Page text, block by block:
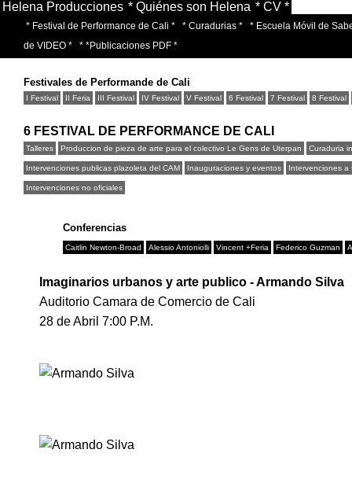
Helena Producciones * Quiénes son Helena * CV *
* Festival de Performance de Cali * * Curadurias *
* Escuela Móvil de
de VIDEO *
* *Publicaciones PDF *
Festivales de Performande de Cali
I Festival II Feria III Festival IV Festival V Festival 6 Festival 7 Festival 8 Festival
6 FESTIVAL DE PERFORMANCE DE CALI
Talleres Produccion de pieza de arte para el colectivo Le Gens de Uterpan Curaduria
Intervenciones publicas plazoleta del CAM Inauguraciones y eventos Intervenciones a
Intervenciones no oficiales
Conferencias
Caitlin Newton-Broad Alessio Antoniolli Vincent +Feria Federico Guzman
Imaginarios urbanos y arte publico - Armando Silva
Auditorio Camara de Comercio de Cali
28 de Abril 7:00 P.M.